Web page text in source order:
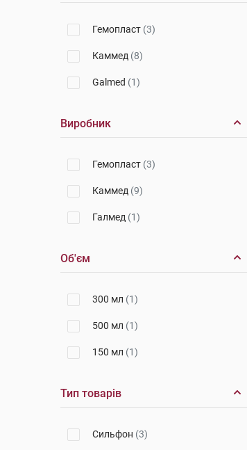
Гемопласт (3)
Каммед (8)
Galmed (1)
Виробник
Гемопласт (3)
Каммед (9)
Галмед (1)
Об'єм
300 мл (1)
500 мл (1)
150 мл (1)
Тип товарів
Сильфон (3)